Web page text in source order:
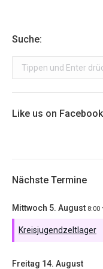
Suche:
Search:
Like us on
Nächste Termine
Mittwoch 5. August 8:00
Kreisjugendzeltlager
Freitag 14. August